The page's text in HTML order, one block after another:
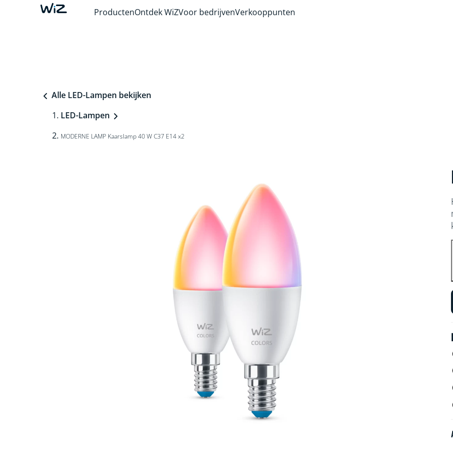
ProductenOntdek WiZVoor bedrijvenVerkooppunten
Alle LED-Lampen bekijken
LED-Lampen
MODERNE LAMP Kaarslamp 40 W C37 E14 x2